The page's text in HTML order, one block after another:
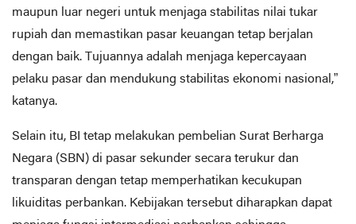
maupun luar negeri untuk menjaga stabilitas nilai tukar
rupiah dan memastikan pasar keuangan tetap berjalan
dengan baik. Tujuannya adalah menjaga kepercayaan
pelaku pasar dan mendukung stabilitas ekonomi nasional,”
katanya.
Selain itu, BI tetap melakukan pembelian Surat Berharga
Negara (SBN) di pasar sekunder secara terukur dan
transparan dengan tetap memperhatikan kecukupan
likuiditas perbankan. Kebijakan tersebut diharapkan dapat